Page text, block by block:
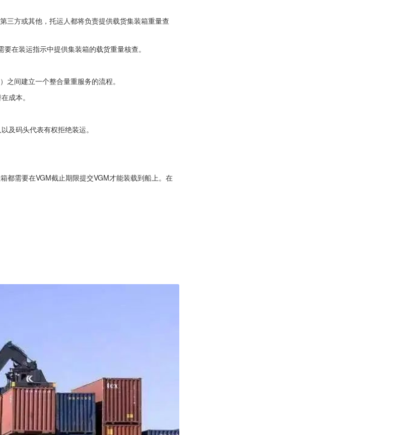
三方或其他，托运人都将负责提供载货集装箱重量查
在装运指示中提供集装箱的载货重量核查。
间建立一个整合量重服务的流程。
成本。
及码头代表有权拒绝装运。
都需要在VGM截止期限提交VGM才能装载到船上。在